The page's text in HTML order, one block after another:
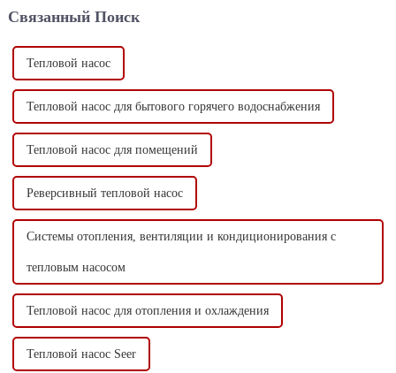
Связанный Поиск
Тепловой насос
Тепловой насос для бытового горячего водоснабжения
Тепловой насос для помещений
Реверсивный тепловой насос
Системы отопления, вентиляции и кондиционирования с
тепловым насосом
Тепловой насос для отопления и охлаждения
Тепловой насос Seer